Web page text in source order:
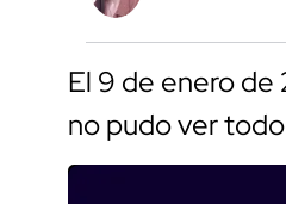
El 9 de enero
no pudo ver